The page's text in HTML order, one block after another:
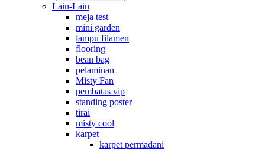
Lain-Lain
meja test
mini garden
lampu filamen
flooring
bean bag
pelaminan
Misty Fan
pembatas vip
standing poster
tirai
misty cool
karpet
karpet permadani